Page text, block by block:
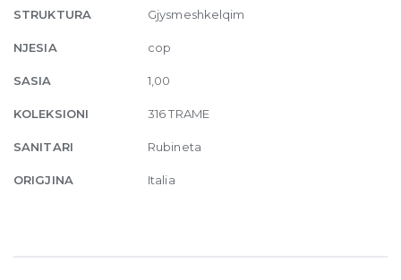
Black
Brushed
quantity
STRUKTURA Gjysmeshkelqim
NJESIA cop
SASIA 1,00
KOLEKSIONI 316 TRAME
SANITARI Rubineta
ORIGJINA Italia